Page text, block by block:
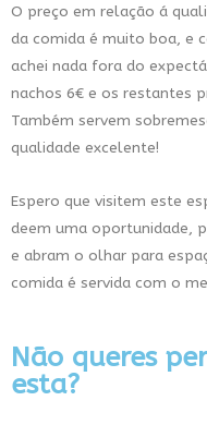
O preço em relação á
da comida é muito boa, e
achei nada fora do
nachos 6€ e os restantes
Também servem
qualidade excelente!
Espero que visitem este
deem uma oportunidade,
e abram o olhar para
comida é servida com o
Não queres
esta?